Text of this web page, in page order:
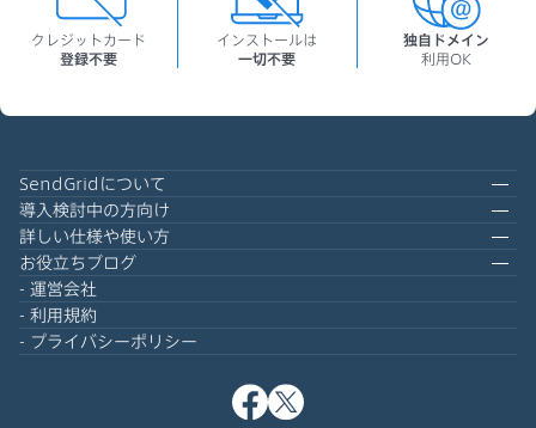
クレジットカード
登録不要
インストールは
一切不要
独自ドメイン
利用OK
SendGridについて
導入検討中の方向け
詳しい仕様や使い方
お役立ちブログ
運営会社
利用規約
プライバシーポリシー